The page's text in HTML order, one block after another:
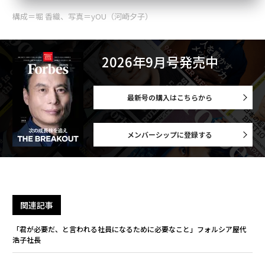
構成＝堀 香織、写真＝yOU（河崎夕子）
2026年9月号発売中
最新号の購入はこちらから
メンバーシップに登録する
関連記事
「君が必要だ、と言われる社員になるために必要なこと」フォルシア屋代
浩子社長